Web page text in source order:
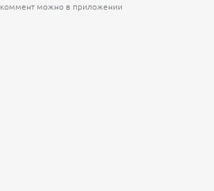
коммент можно в приложении